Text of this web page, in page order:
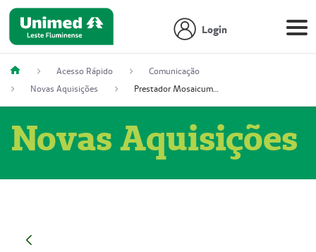
Login
Acesso Rápido
Comunicação
Novas Aquisições
Prestador Mosaicum Espaço Clínico Eireli (51004355-5)
Novas Aquisições